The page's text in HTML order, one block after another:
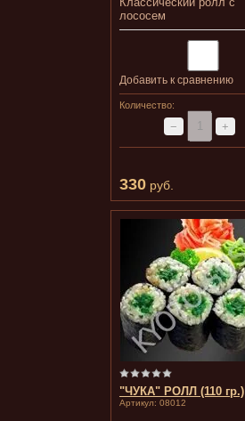
лососем
Добавить к сравнению
Количество:
− +
330 руб.
"ЧУКА" РОЛЛ (110 гр.)
Артикул: 08012